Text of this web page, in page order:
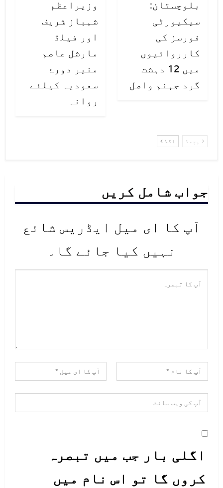
بلوچستان:
سیکیورٹی
فورسز کی
کارروائیوں
میں 12 دہشت
گرد جہنم واصل
وزیراعظم
شہباز شریف
اور فیلڈ
مارشل عاصم
منیر دورۂ
سعودیہ کیلئے
روانہ
پچھلا اگلا
جواب شامل کریں
آپ کا ای میل ایڈریس شائع
نہیں کیا جائے گا۔
اگلی بار جب میں تبصرہ
کروں گا تو اس نام میں